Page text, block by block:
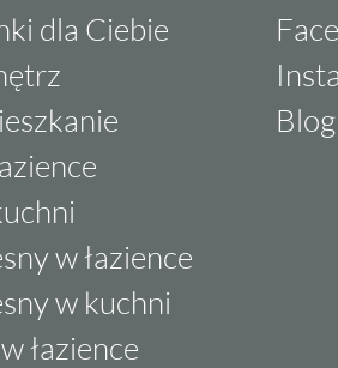
dla Ciebie
w łazience
w kuchni
łazience
Blog